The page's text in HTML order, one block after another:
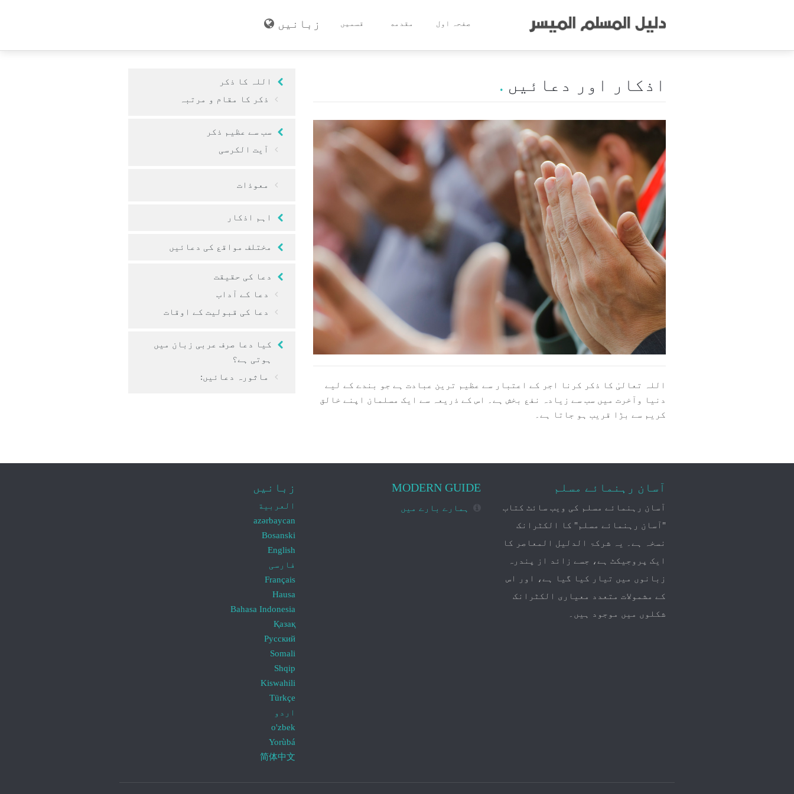
صفحہ اول مقدمه قسمیں
مسلمان کی صلاۃ (نماز)
مسلمان کا صوم (روزه)
موت اور جنازہ
مسلم کے اخلاق
مالی معاملات
مسلم کا کھانا
زبانیں
اذکار اور دعائیں
اللہ تعالیٰ کا ذکر کرنا اجر کے اعتبار سے عظیم ترین عبادت ہے جو بندے کے ليے
دنیا وآخرت میں سب سے زیادہ نفع بخش ہے۔ اس کے ذریعہ سے ایک مسلمان اپنے خالق
کریم سے بڑا قریب ہو جاتا ہے۔
اللہ کا ذکر
ذکر کا مقام و مرتبہ
سب سے عظیم ذکر
آیت الکرسی
معوذات
اہم اذکار
مختلف مواقع کی دعائیں
دعا کی حقیقت
دعا کے آداب
دعا کی قبولیت کے اوقات
کیا دعا صرف عربی زبان میں
ہوتی ہے؟
ماثورہ دعائيں:
آسان رہنمائے مسلم
آسان رہنمائے مسلم کی ویب سائٹ کتاب
"آسان رہنمائے مسلم" کا الکٹرانک
نسخہ ہے۔ یہ شرکۃ الدلیل المعاصر کا
ایک پروجیکٹ ہے، جسے زائد از پندرہ
زبانوں میں تیار کیا گیا ہے، اور اس
کے مشمولات متعدد معیاری الکٹرانک
شکلوں میں موجود ہیں۔
MODERN GUIDE
ہمارے بارے میں
زبانیں
العربية
azərbaycan
Bosanski
English
فارسی
Français
Hausa
Bahasa Indonesia
Қазақ
Русский
Somali
Shqip
Kiswahili
Türkçe
اردو
o'zbek
Yorùbá
简体中文